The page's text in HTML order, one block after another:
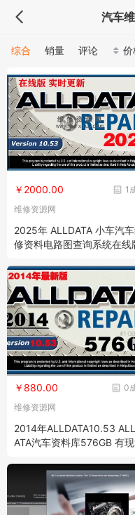
汽车
综合 销量 评论 价
1
￥2000.00
维修资源网
2025年 ALLDATA 小车汽
修资料电路图查询系统在线
0
￥880.00
维修资源网
2014年ALLDATA10.53
ATA汽车资料库576GB 有